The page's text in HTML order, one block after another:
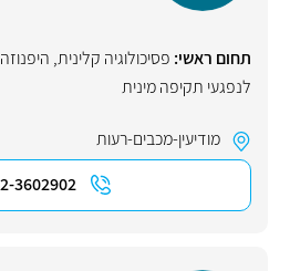
תחום ראשי: פסיכולוגיה קלינית, היפנוזה
לנפגעי תקיפה מינית
מודיעין-מכבים-רעות
3602902